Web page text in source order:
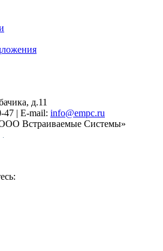
д.11
47 | E-mail: info@empc.ru
Встраиваемые Системы»